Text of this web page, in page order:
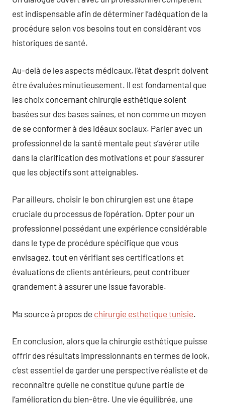
est indispensable afin de déterminer l’adéquation de la
procédure selon vos besoins tout en considérant vos
historiques de santé.
Au-delà de les aspects médicaux, l’état d’esprit doivent
être évaluées minutieusement. Il est fondamental que
les choix concernant chirurgie esthétique soient
basées sur des bases saines, et non comme un moyen
de se conformer à des idéaux sociaux. Parler avec un
professionnel de la santé mentale peut s’avérer utile
dans la clarification des motivations et pour s’assurer
que les objectifs sont atteignables.
Par ailleurs, choisir le bon chirurgien est une étape
cruciale du processus de l’opération. Opter pour un
professionnel possédant une expérience considérable
dans le type de procédure spécifique que vous
envisagez, tout en vérifiant ses certifications et
évaluations de clients antérieurs, peut contribuer
grandement à assurer une issue favorable.
Ma source à propos de chirurgie esthetique tunisie.
En conclusion, alors que la chirurgie esthétique puisse
offrir des résultats impressionnants en termes de look,
c’est essentiel de garder une perspective réaliste et de
reconnaître qu’elle ne constitue qu’une partie de
l’amélioration du bien-être. Une vie équilibrée, une